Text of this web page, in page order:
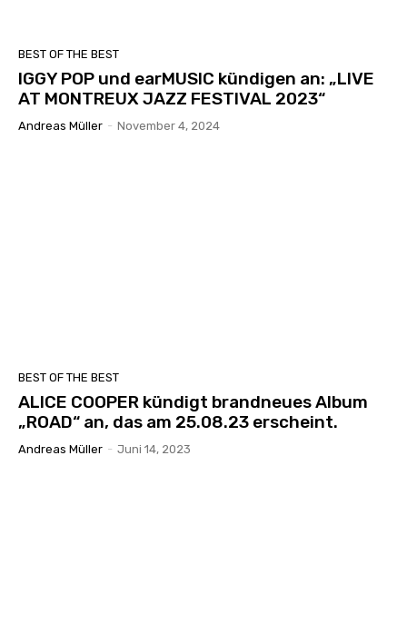
BEST OF THE BEST
IGGY POP und earMUSIC kündigen an: „LIVE
AT MONTREUX JAZZ FESTIVAL 2023“
Andreas Müller - November 4, 2024
BEST OF THE BEST
ALICE COOPER kündigt brandneues Album
„ROAD“ an, das am 25.08.23 erscheint.
Andreas Müller - Juni 14, 2023